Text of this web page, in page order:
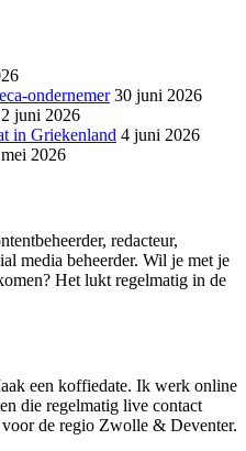
ondernemer 30 juni 2026
juni 2026
in Griekenland 4 juni 2026
2026
redacteur,
media beheerder. Wil je met je
Het lukt regelmatig in de
een koffiedate. Ik werk online
die regelmatig live contact
de regio Zwolle & Deventer.